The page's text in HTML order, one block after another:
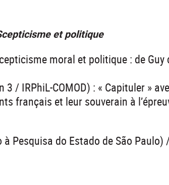
et politique
moral et politique : de Guy
/ IRPhiL-COMOD) : « Capituler »
français et leur souverain à
Pesquisa do Estado de São Paulo)